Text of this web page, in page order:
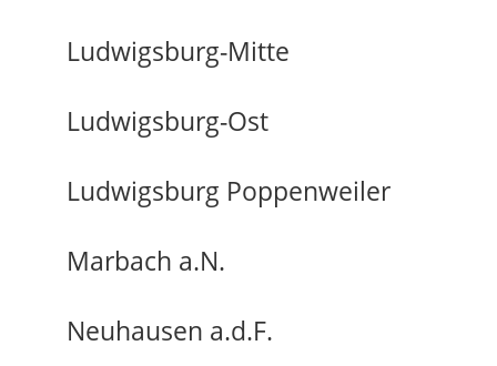
Ludwigsburg-Mitte
Ludwigsburg-Ost
Ludwigsburg Poppenweiler
Marbach a.N.
Neuhausen a.d.F.